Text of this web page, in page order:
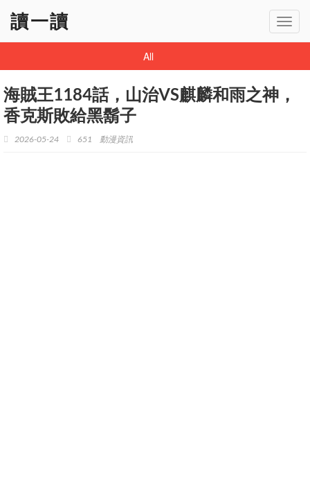
讀一讀
All
海賊王1184話，山治VS麒麟和雨之神，
香克斯敗給黑鬍子
2026-05-24 651 動漫資訊